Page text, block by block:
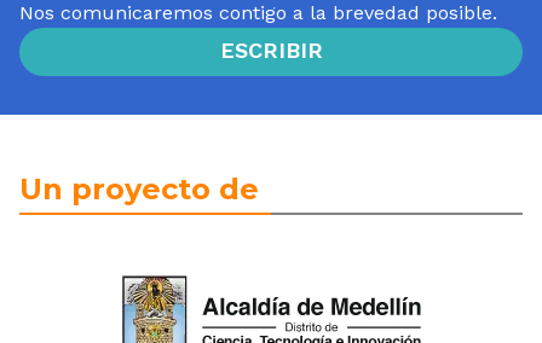
Nos comunicaremos contigo a la brevedad posible.
ESCRIBIR
Un proyecto de